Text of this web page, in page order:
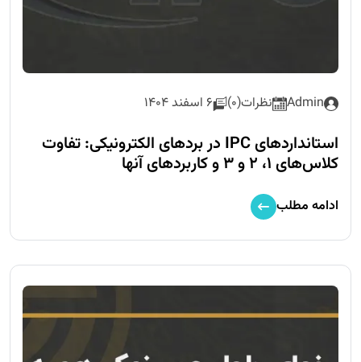
Admin نظرات(0) 6 اسفند 1404
استانداردهای IPC در بردهای الکترونیکی: تفاوت
کلاس‌های ۱، ۲ و ۳ و کاربردهای آنها
ادامه مطلب